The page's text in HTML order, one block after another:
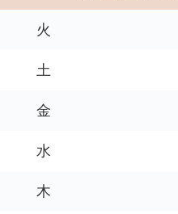
火
土
金
水
木